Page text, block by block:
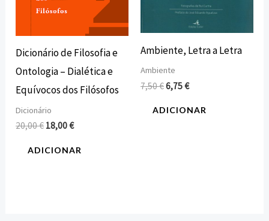
Dicionário de Filosofia e
Ontologia – Dialética e
Equívocos dos Filósofos
Dicionário
20,00€ 18,00€
ADICIONAR
Ambiente, Letra a Letra
Ambiente
7,50€6,75€
ADICIONAR